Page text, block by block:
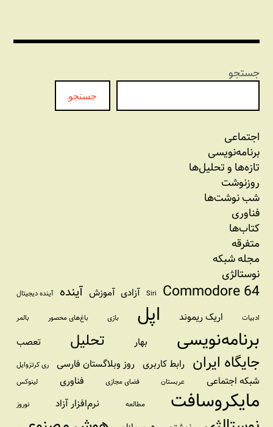
جستجو
جستجو
اجتماعی
برنامه‏‌نویسی
تازه‌‌ها و تحلیل‌ها
روزنوشت
شب نوشت‌ها
فناوری
کتاب‌ها
متفرقه
مجله شبکه
نوستالژی
Commodore 64
Siri آزادی آموزش آینده آینده دیجیتال
ادبیات اریک ریموند اپل بازی باغ‌های محصور بالمر
برنامه‌نویسی بهار تحلیل تعصب
جایگاه ایران رابط کاربری روز وبلاگستان فارسی ری کرتزوایل
شبکه اجتماعی عربستان فضای مجازی فناوری لینوکس
مایکروسافت مطالعه نرم‌افزار آزاد نوروز